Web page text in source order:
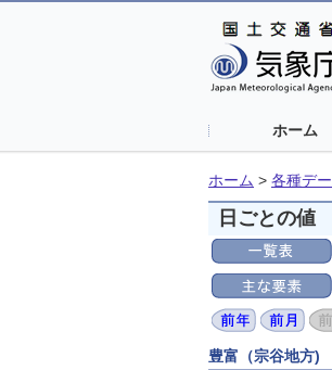
ホーム
ホーム > 各種デ
日ごとの値
豊富（宗谷地方